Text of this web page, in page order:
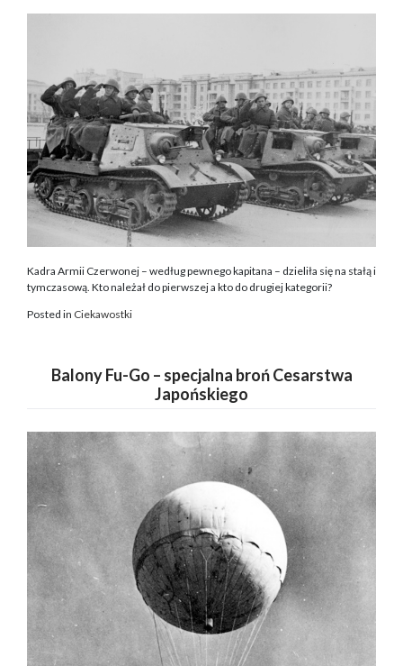
Kadra Armii Czerwonej – według pewnego kapitana – dzieliła się na stałą i
tymczasową. Kto należał do pierwszej a kto do drugiej kategorii?
Posted in Ciekawostki
Balony Fu-Go – specjalna broń Cesarstwa
Japońskiego